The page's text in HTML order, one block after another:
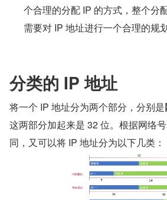
个合理的分配 IP 的方式，整个分
需要对 IP 地址进行一个合理的规
分类的 IP 地址
将一个 IP 地址分为两个部分，分别是
这两部分加起来是 32 位。根据网络
同，又可以将 IP 地址分为以下几类：